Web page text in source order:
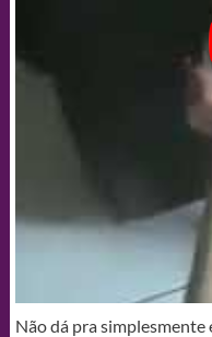
Não dá pra